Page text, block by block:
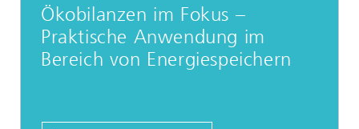
Ökobilanzen im Fokus –
Praktische Anwendung im
Bereich von Energiespeichern